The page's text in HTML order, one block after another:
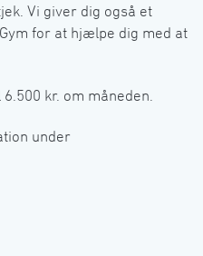
Vi giver dig også et
for at hjælpe dig med at
kr. om måneden.󠀲󠀣󠀨󠀳
under